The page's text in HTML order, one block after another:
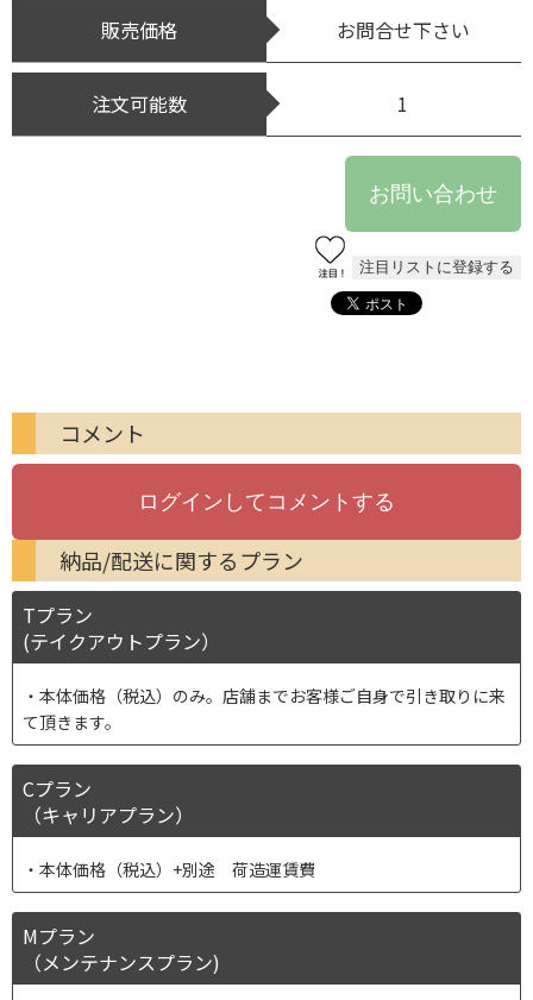
販売価格 お問合せ下さい
注文可能数 1
コメント
納品/配送に関するプラン
Tプラン
(テイクアウトプラン）
本体価格（税込）のみ。店舗までお客様ご自身で引き取りに来
て頂きます。
Cプラン
（キャリアプラン）
本体価格（税込）+別途 荷造運賃費
Mプラン
（メンテナンスプラン)